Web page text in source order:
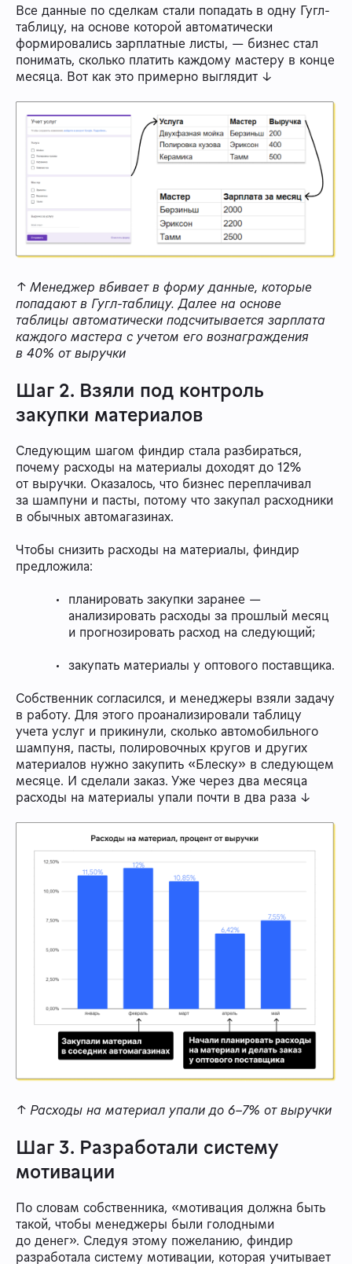
Все данные по сделкам стали попадать в одну Гугл-
таблицу, на основе которой автоматически
формировались зарплатные листы, — бизнес стал
понимать, сколько платить каждому мастеру в конце
месяца. Вот как это примерно выглядит ↓
↑ Менеджер вбивает в форму данные, которые
попадают в Гугл-таблицу. Далее на основе
таблицы автоматически подсчитывается зарплата
каждого мастера с учетом его вознаграждения
в 40% от выручки
Шаг 2. Взяли под контроль
закупки материалов
Следующим шагом финдир стала разбираться,
почему расходы на материалы доходят до 12%
от выручки. Оказалось, что бизнес переплачивал
за шампуни и пасты, потому что закупал расходники
в обычных автомагазинах.
Чтобы снизить расходы на материалы, финдир
предложила:
планировать закупки заранее —
анализировать расходы за прошлый месяц
и прогнозировать расход на следующий;
закупать материалы у оптового поставщика.
Собственник согласился, и менеджеры взяли задачу
в работу. Для этого проанализировали таблицу
учета услуг и прикинули, сколько автомобильного
шампуня, пасты, полировочных кругов и других
материалов нужно закупить «Блеску» в следующем
месяце. И сделали заказ. Уже через два месяца
расходы на материалы упали почти в два раза ↓
↑ Расходы на материал упали до 6-7% от выручки
Шаг 3. Разработали систему
мотивации
По словам собственника, «мотивация должна быть
такой, чтобы менеджеры были голодными
до денег». Следуя этому пожеланию, финдир
разработала систему мотивации, которая учитывает